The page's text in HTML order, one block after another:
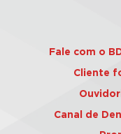
Fale com o
Cliente
Canal de